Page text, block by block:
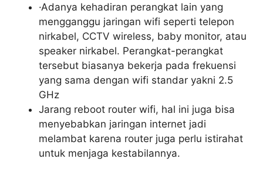
·Adanya kehadiran perangkat lain yang
mengganggu jaringan wifi seperti telepon
nirkabel, CCTV wireless, baby monitor, atau
speaker nirkabel. Perangkat-perangkat
tersebut biasanya bekerja pada frekuensi
yang sama dengan wifi standar yakni 2.5
GHz
Jarang reboot router wifi, hal ini juga bisa
menyebabkan jaringan internet jadi
melambat karena router juga perlu istirahat
untuk menjaga kestabilannya.